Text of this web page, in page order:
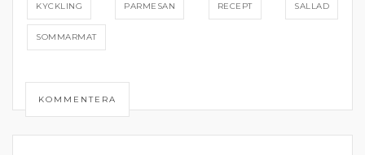
KYCKLING PARMESAN RECEPT SALLAD
SOMMARMAT
KOMMENTERA